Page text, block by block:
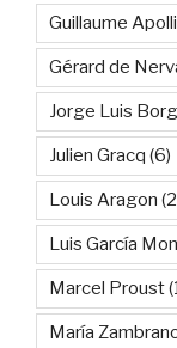
Guillaume
Gérard de
Jorge Luis
Julien Gracq (6)
Louis Aragon
Luis García
Marcel Proust
María